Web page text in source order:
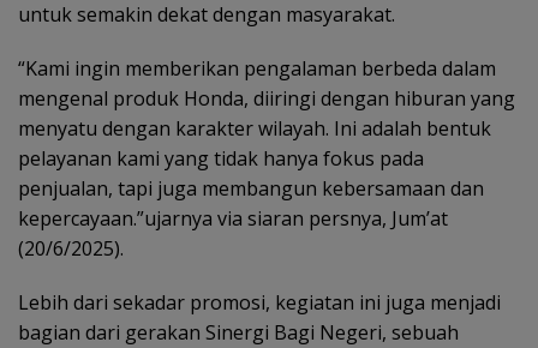
untuk semakin dekat dengan masyarakat.
“Kami ingin memberikan pengalaman berbeda dalam
mengenal produk Honda, diiringi dengan hiburan yang
menyatu dengan karakter wilayah. Ini adalah bentuk
pelayanan kami yang tidak hanya fokus pada
penjualan, tapi juga membangun kebersamaan dan
kepercayaan.”ujarnya via siaran persnya, Jum’at
(20/6/2025).
Lebih dari sekadar promosi, kegiatan ini juga menjadi
bagian dari gerakan Sinergi Bagi Negeri, sebuah